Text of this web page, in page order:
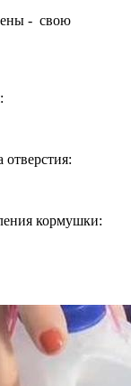
- свою
кормушки: